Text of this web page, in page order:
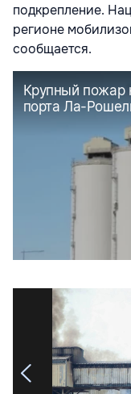
подкрепление.
регионе
сообщается.